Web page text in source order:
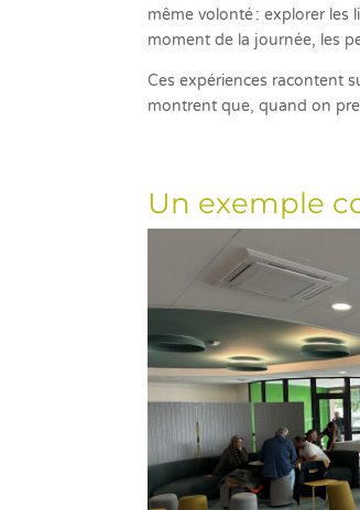
même volonté : explorer les
moment de la journée, les
Ces expériences racontent
montrent que, quand on
Un exemple